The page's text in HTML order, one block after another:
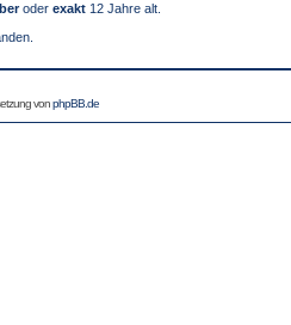
oder exakt 12 Jahre alt.
vonphpBB.de